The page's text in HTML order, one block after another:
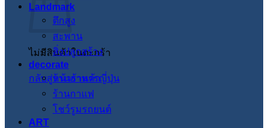
ไม่มีสินค้าในตะกร้า
กลับสู่หน้าร้านค้า
Landmark
ตึกสูง
สะพาน
สิ่งปลูกสร้าง
decorate
ร้านอาหารญี่ปุ่น
ร้านกาแฟ
โชว์รูมรถยนต์
ART